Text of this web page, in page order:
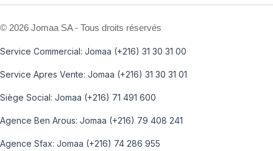
© 2026 Jomaa SA - Tous droits réservés
Service Commercial: Jomaa (+216) 31 30 31 00
Service Apres Vente: Jomaa (+216) 31 30 31 01
Siège Social: Jomaa (+216) 71 491 600
Agence Ben Arous: Jomaa (+216) 79 408 241
Agence Sfax: Jomaa (+216) 74 286 955